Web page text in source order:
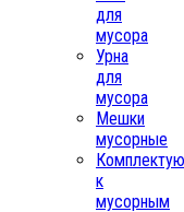
для
мусора
Урна
для
мусора
Мешки
мусорные
к
мусорным